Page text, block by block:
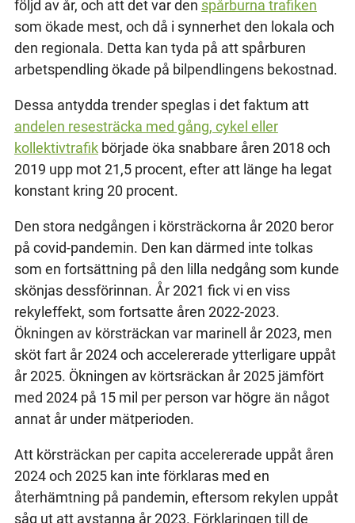
följd av år, och att det var den spårburna trafiken
som ökade mest, och då i synnerhet den lokala och
den regionala. Detta kan tyda på att spårburen
arbetspendling ökade på bilpendlingens bekostnad.
Dessa antydda trender speglas i det faktum att
andelen resesträcka med gång, cykel eller
kollektivtrafikbörjade öka snabbare åren 2018 och
2019 upp mot 21,5 procent, efter att länge ha legat
konstant kring 20 procent.
Den stora nedgången i körsträckorna år 2020 beror
på covid-pandemin. Den kan därmed inte tolkas
som en fortsättning på den lilla nedgång som kunde
skönjas dessförinnan. År 2021 fick vi en viss
rekyleffekt, som fortsatte åren 2022-2023.
Ökningen av körsträckan var marinell år 2023, men
sköt fart år 2024 och accelererade ytterligare uppåt
år 2025. Ökningen av körtsräckan år 2025 jämfört
med 2024 på 15 mil per person var högre än något
annat år under mätperioden.
Att körsträckan per capita accelererade uppåt åren
2024 och 2025 kan inte förklaras med en
återhämtning på pandemin, eftersom rekylen uppåt
såg ut att avstanna år 2023. Förklaringen till de